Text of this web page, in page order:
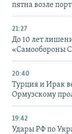
пятна возле
21:27
До 10 лет
«Самообороны
20:40
Турция и Ирак
Ормузскому
19:42
Удары РФ по